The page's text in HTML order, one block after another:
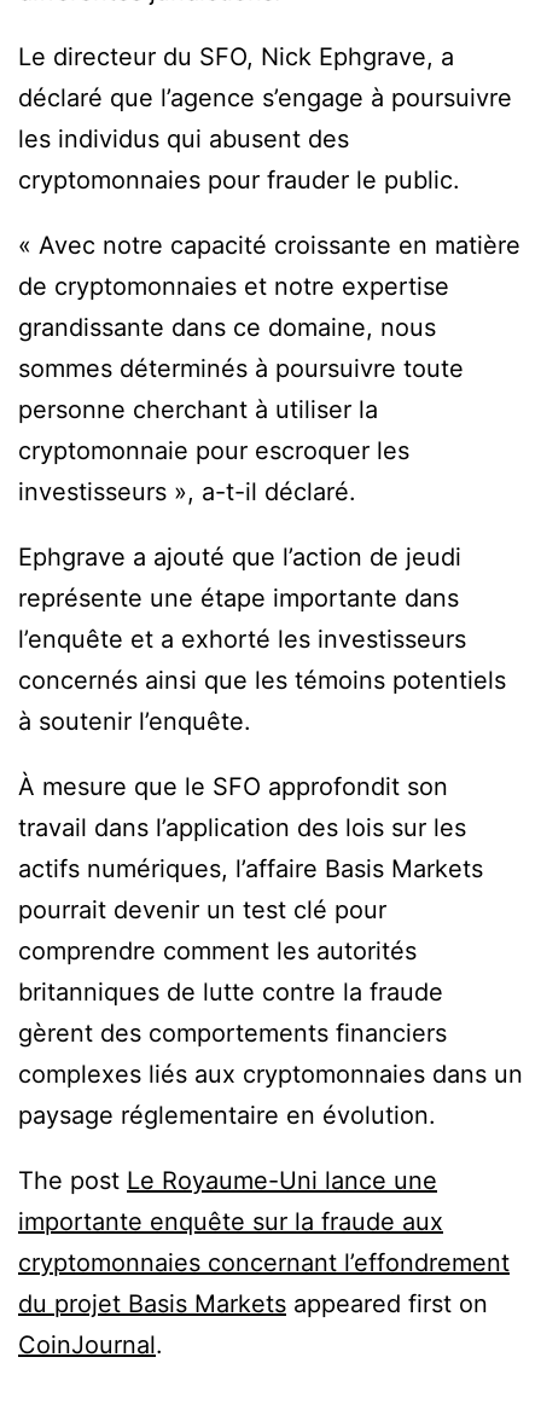
Le directeur du SFO, Nick Ephgrave, a
déclaré que l’agence s’engage à poursuivre
les individus qui abusent des
cryptomonnaies pour frauder le public.
« Avec notre capacité croissante en matière
de cryptomonnaies et notre expertise
grandissante dans ce domaine, nous
sommes déterminés à poursuivre toute
personne cherchant à utiliser la
cryptomonnaie pour escroquer les
investisseurs », a-t-il déclaré.
Ephgrave a ajouté que l’action de jeudi
représente une étape importante dans
l’enquête et a exhorté les investisseurs
concernés ainsi que les témoins potentiels
à soutenir l’enquête.
À mesure que le SFO approfondit son
travail dans l’application des lois sur les
actifs numériques, l’affaire Basis Markets
pourrait devenir un test clé pour
comprendre comment les autorités
britanniques de lutte contre la fraude
gèrent des comportements financiers
complexes liés aux cryptomonnaies dans un
paysage réglementaire en évolution.
The post Le Royaume-Uni lance une
importante enquête sur la fraude aux
cryptomonnaies concernant l’effondrement
du projet Basis Markets appeared first on
CoinJournal.